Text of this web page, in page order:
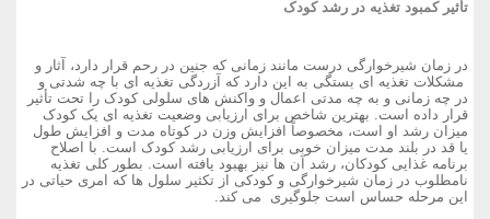
تأثیر کمبود تغذیه در رشد کودک
در زمان شیرخوارگی درست مانند زمانی که جنین در رحم قرار دارد، آثار و
مشکلات تغذیه ای بستگی به این دارد که آزردگی تغذیه ای با چه شدتی و
در چه زمانی و به چه مدتی اعمال و واکنش های سلولی کودک را تحت تأثیر
قرار داده است. بهترین شاخص برای ارزیابی وضعیت تغذیه ای یک کودک
میزان رشد او است، مخصوصاً افزایش وزن در کوتاه مدت و افزایش طول
یا قد در بلند مدت میزان خوبی برای ارزیابی رشد کودک است. با اصلاح
برنامه غذایی کودکان، رشد آن ها نیز بهبود یافته است. بطور کلی تغذیه
نامطلوب در زمان شیرخوارگی و کودکی از تکثیر سلول ها که امری حیاتی در
این مرحله حساس است جلوگیری می کند.